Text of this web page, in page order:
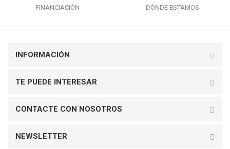
FINANCIACIÓN DÓNDE ESTAMOS
INFORMACIÓN
TE PUEDE INTERESAR
CONTACTE CON NOSOTROS
NEWSLETTER